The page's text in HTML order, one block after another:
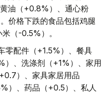
油（+0.8%）、通心粉
价格下跌的食品包括鸡腿
（-0.5%）。
零配件（+1.5%）、餐具
）、洗涤剂（+1%）、家用
）、家具家居用品
）、药品（+0.5）、私人